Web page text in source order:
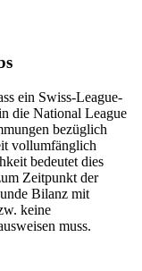
ein Swiss-League-
die National League
bezüglich
vollumfänglich
bedeutet dies
Zeitpunkt der
Bilanz mit
keine
muss.